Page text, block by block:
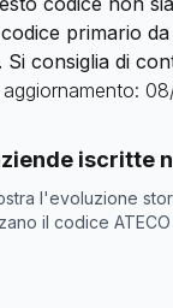
primario
Si consiglia di
iscritte
l'evoluzione
il codice ATECO
aziende con